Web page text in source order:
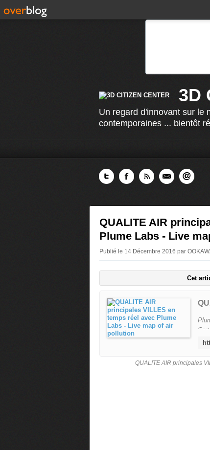
3D
Un regard d'innovant sur le
contemporaines ... bientôt
QUALITE AIR
Plume Labs - Live
Publié le 14 Décembre 2016 par
Cet
QUALITE AIR principales